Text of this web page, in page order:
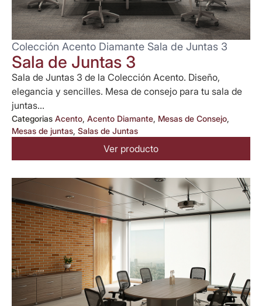
Colección Acento Diamante Sala de Juntas 3
Sala de Juntas 3
Sala de Juntas 3 de la Colección Acento. Diseño,
elegancia y sencilles. Mesa de consejo para tu sala de
juntas...
Categorias Acento, Acento Diamante, Mesas de Consejo,
Mesas de juntas, Salas de Juntas
Ver producto